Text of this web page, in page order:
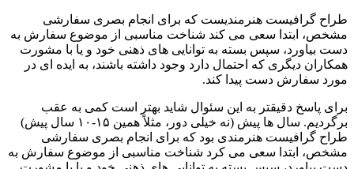
طراح گرافیست هنرمندیست که برای انجام بصری سفارشی
مشخص، ابتدا سعی می کند شناخت مناسبی از موضوع سفارش به
دست بیاورد، سپس بسته به توانایی های ذهنی خود و یا با مشورت
همکاران دیگری که احتمال دارد وجود داشته باشند، به ایده ای در
مورد سفارش دست پیدا کند.
برای پاسخ دقیقتر به این سئوال شاید بهتر است کمی به عقب
برگردیم. سال ها پیش (نه خیلی دور، مثلاً همین ۱۵-۱۰ سال پیش)
طراح گرافیست هنرمندی بود که برای انجام بصری سفارشی
مشخص، ابتدا سعی می کرد شناخت مناسبی از موضوع سفارش به